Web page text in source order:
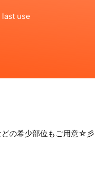
どの希少部位もご用意☆彡